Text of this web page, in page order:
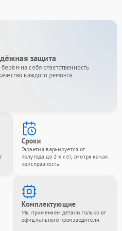
защита
на себя ответственность
каждого ремонта
Сроки
Гарантия варьируется от
полугода до 2-х лет, смотря какая
неисправность
Комплектующие
Мы применяем детали только от
официального производителя